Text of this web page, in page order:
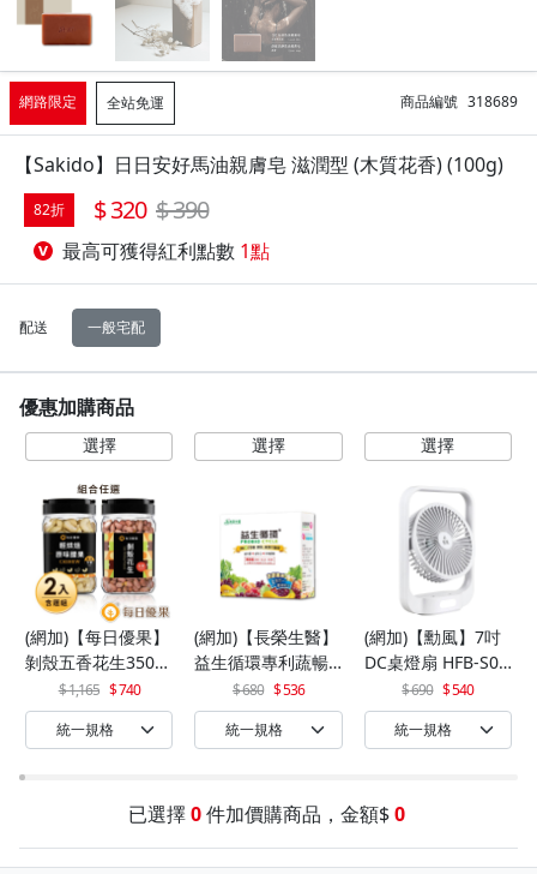
網路限定 全站免運 商品編號 318689
【Sakido】日日安好馬油親膚皂 滋潤型 (木質花香) (100g)
82折 320 390
最高可獲得紅利點數 1點
配送 一般宅配
優惠加購商品
(網加)【每日優果】
剝殼五香花生350G
+罐裝原味烘焙腰果
320G
1,165 740
(網加)【長榮生醫】
益生循環專利蔬暢
配方輕體順暢(30包/
盒)x1
680 536
(網加)【勳風】7吋
DC桌燈扇 HFB-S06
690 540
已選擇 0 件加價購商品，金額$ 0